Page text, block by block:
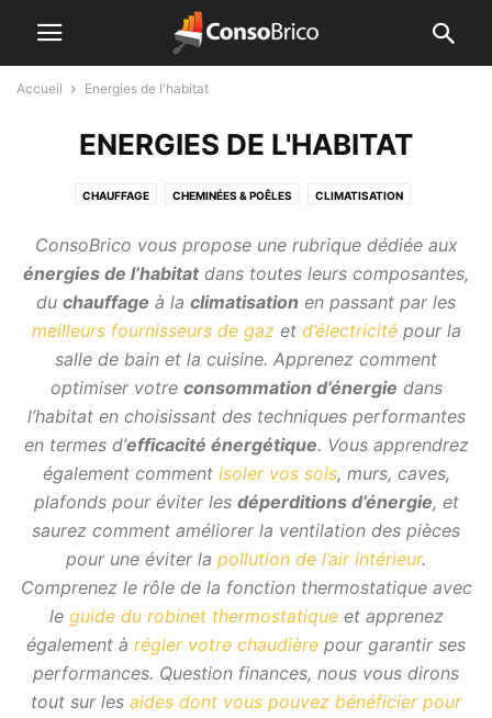
Accueil Energies de l'habitat
ENERGIES DE L'HABITAT
CHAUFFAGE CHEMINÉES & POÊLES CLIMATISATION
ISOLATION DANS L'HABITAT POMPES ET CHAUFFE EAU
ROBINET THERMOSTATIQUE
ConsoBrico vous propose une rubrique dédiée aux
énergies de l’habitatdans toutes leurs composantes,
du chauffage à la climatisation en passant par les
meilleurs fournisseurs de gazet d’électricitépour la
salle de bain et la cuisine. Apprenez comment
optimiser votre consommation d’énergie dans
l’habitat en choisissant des techniques performantes
en termes d’efficacité énergétique. Vous apprendrez
également comment isoler vos sols, murs, caves,
plafonds pour éviter les déperditions d’énergie, et
saurez comment améliorer la ventilation des pièces
pour une éviter la pollution de l’air intérieur.
Comprenez le rôle de la fonction thermostatique avec
le guide du robinet thermostatiqueet apprenez
également à régler votre chaudière pour garantir ses
performances. Question finances, nous vous dirons
tout sur les aides dont vous pouvez bénéficier pour